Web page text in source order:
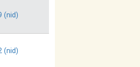
(nid)
(nid)